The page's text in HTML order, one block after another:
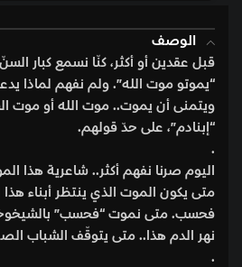
الوصف
قبل عقدين أو أكثر، كنّا نسمع كبار
“يموتو موت الله”. ولم نفهم لماذا
ويتمنى أن يموت.. موت الله أو موت
“إبنادم”، على حدّ قولهم.
.
اليوم صرنا نفهم أكثر.. شاعرية هذا
متى يكون الموت الذي ينتظر أبناء
فحسب. متى نموت “فحسب”
نهر الدم هذا.. متى يتوقّف الشباب
.